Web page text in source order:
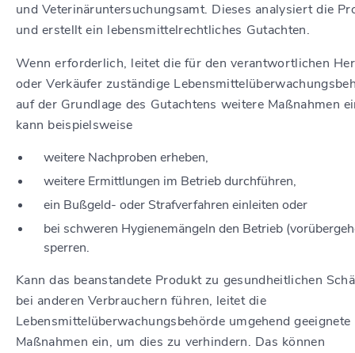
und Veterinäruntersuchungsamt. Dieses analysiert die
und erstellt ein lebensmittelrechtliches Gutachten.
Wenn erforderlich, leitet die für den verantwortlichen
oder Verkäufer zuständige
auf der Grundlage des Gutachtens weitere Maßnahmen
kann beispielsweise
weitere Nachproben erheben,
weitere Ermittlungen im Betrieb durchführen,
ein Bußgeld- oder Strafverfahren einleiten oder
bei schweren Hygienemängeln den Betrieb
sperren.
Kann das beanstandete Produkt zu gesundheitlichen
bei anderen Verbrauchern führen, leitet die
Lebensmittelüberwachungsbehörde umgehend geeignete
Maßnahmen ein, um dies zu verhindern. Das können